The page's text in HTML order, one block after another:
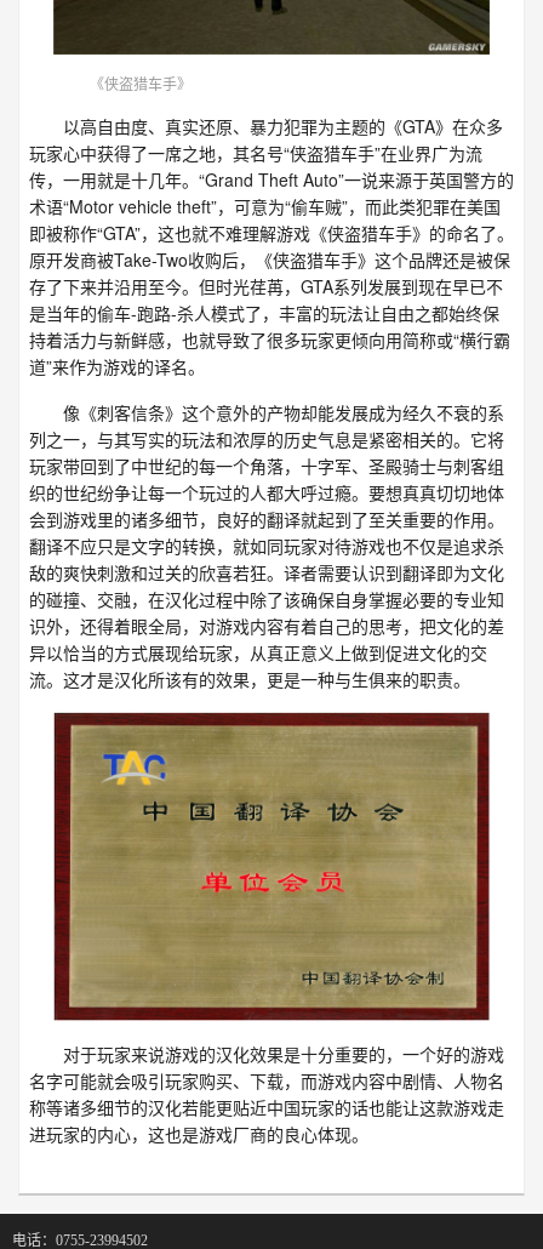
《侠盗猎车手》
以高自由度、真实还原、暴力犯罪为主题的《GTA》在众多
玩家心中获得了一席之地，其名号“侠盗猎车手”在业界广为流
传，一用就是十几年。“Grand Theft Auto”一说来源于英国警方的
术语“Motor vehicle theft”，可意为“偷车贼”，而此类犯罪在美国
即被称作“GTA”，这也就不难理解游戏《侠盗猎车手》的命名了。
原开发商被Take-Two收购后，《侠盗猎车手》这个品牌还是被保
存了下来并沿用至今。但时光荏苒，GTA系列发展到现在早已不
是当年的偷车-跑路-杀人模式了，丰富的玩法让自由之都始终保
持着活力与新鲜感，也就导致了很多玩家更倾向用简称或“横行霸
道”来作为游戏的译名。
像《刺客信条》这个意外的产物却能发展成为经久不衰的系
列之一，与其写实的玩法和浓厚的历史气息是紧密相关的。它将
玩家带回到了中世纪的每一个角落，十字军、圣殿骑士与刺客组
织的世纪纷争让每一个玩过的人都大呼过瘾。要想真真切切地体
会到游戏里的诸多细节，良好的翻译就起到了至关重要的作用。
翻译不应只是文字的转换，就如同玩家对待游戏也不仅是追求杀
敌的爽快刺激和过关的欣喜若狂。译者需要认识到翻译即为文化
的碰撞、交融，在汉化过程中除了该确保自身掌握必要的专业知
识外，还得着眼全局，对游戏内容有着自己的思考，把文化的差
异以恰当的方式展现给玩家，从真正意义上做到促进文化的交
流。这才是汉化所该有的效果，更是一种与生俱来的职责。
对于玩家来说游戏的汉化效果是十分重要的，一个好的游戏
名字可能就会吸引玩家购买、下载，而游戏内容中剧情、人物名
称等诸多细节的汉化若能更贴近中国玩家的话也能让这款游戏走
进玩家的内心，这也是游戏厂商的良心体现。
电话：0755-23994502